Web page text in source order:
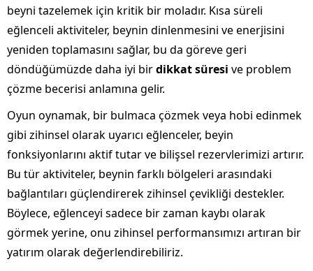
beyni tazelemek için kritik bir moladır. Kısa süreli
eğlenceli aktiviteler, beynin dinlenmesini ve enerjisini
yeniden toplamasını sağlar, bu da göreve geri
döndüğümüzde daha iyi birdikkat süresi ve problem
çözme becerisi anlamına gelir.
Oyun oynamak, bir bulmaca çözmek veya hobi edinmek
gibi zihinsel olarak uyarıcı eğlenceler, beyin
fonksiyonlarını aktif tutar ve bilişsel rezervlerimizi artırır.
Bu tür aktiviteler, beynin farklı bölgeleri arasındaki
bağlantıları güçlendirerek zihinsel çevikliği destekler.
Böylece, eğlenceyi sadece bir zaman kaybı olarak
görmek yerine, onu zihinsel performansımızı artıran bir
yatırım olarak değerlendirebiliriz.